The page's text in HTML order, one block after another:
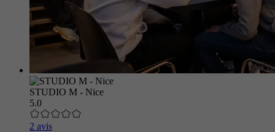
STUDIO M - Nice
5.0
2 avis